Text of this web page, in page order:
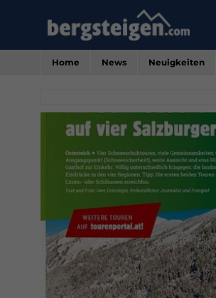
Home News Neuigkeiten